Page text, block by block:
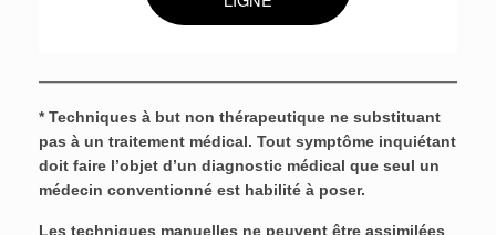
* Techniques à but non thérapeutique ne substituant
pas à un traitement médical. Tout symptôme inquiétant
doit faire l’objet d’un diagnostic médical que seul un
médecin conventionné est habilité à poser.
Les techniques manuelles ne peuvent être assimilées